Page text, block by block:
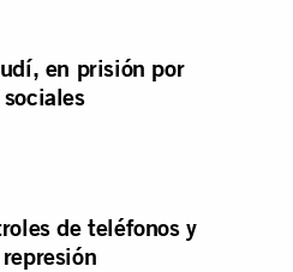
en prisión por
de teléfonos y